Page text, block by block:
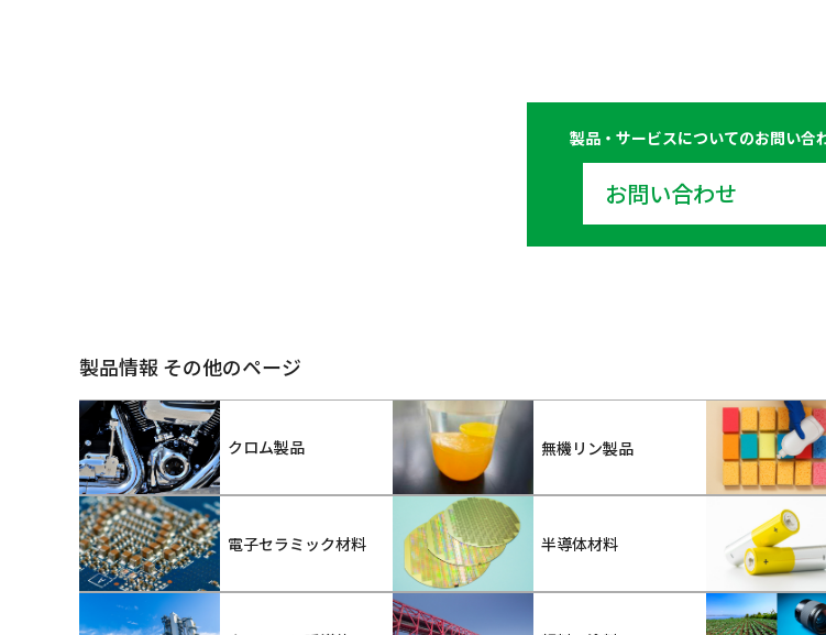
製品・サービスについてのお問い合
お問い合わせ
製品情報 その他のページ
クロム製品 無機リン製品
電子セラミック材料 半導体材料